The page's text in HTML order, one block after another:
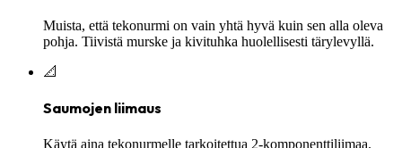
Muista, että tekonurmi on vain yhtä hyvä kuin sen alla oleva
pohja. Tiivistä murske ja kivituhka huolellisesti tärylevyllä.
📐
Saumojen liimaus
Käytä aina tekonurmelle tarkoitettua 2-komponenttiliimaa.